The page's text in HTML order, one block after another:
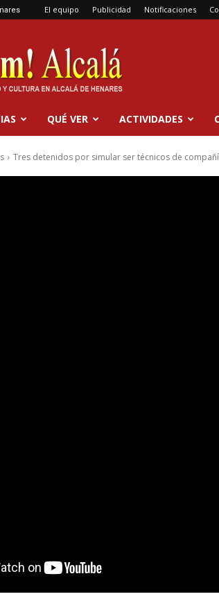
El equipo Publicidad Notificaciones
QUÉ VER ACTIVIDADES
Tres detenidos por simular ser técnicos de